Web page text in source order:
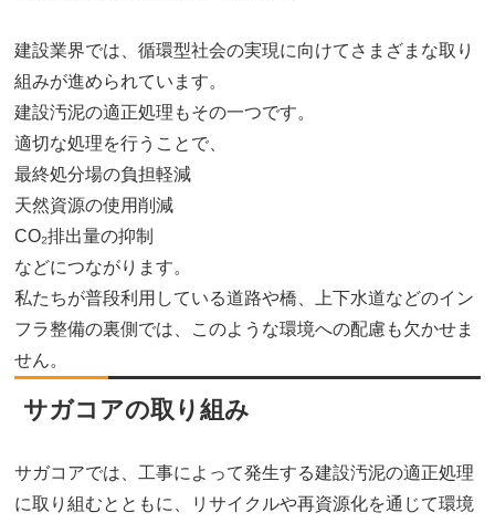
建設業界では、循環型社会の実現に向けてさまざまな取り
組みが進められています。
建設汚泥の適正処理もその一つです。
適切な処理を行うことで、
最終処分場の負担軽減
天然資源の使用削減
CO₂排出量の抑制
などにつながります。
私たちが普段利用している道路や橋、上下水道などのイン
フラ整備の裏側では、このような環境への配慮も欠かせま
せん。
サガコアの取り組み
サガコアでは、工事によって発生する建設汚泥の適正処理
に取り組むとともに、リサイクルや再資源化を通じて環境